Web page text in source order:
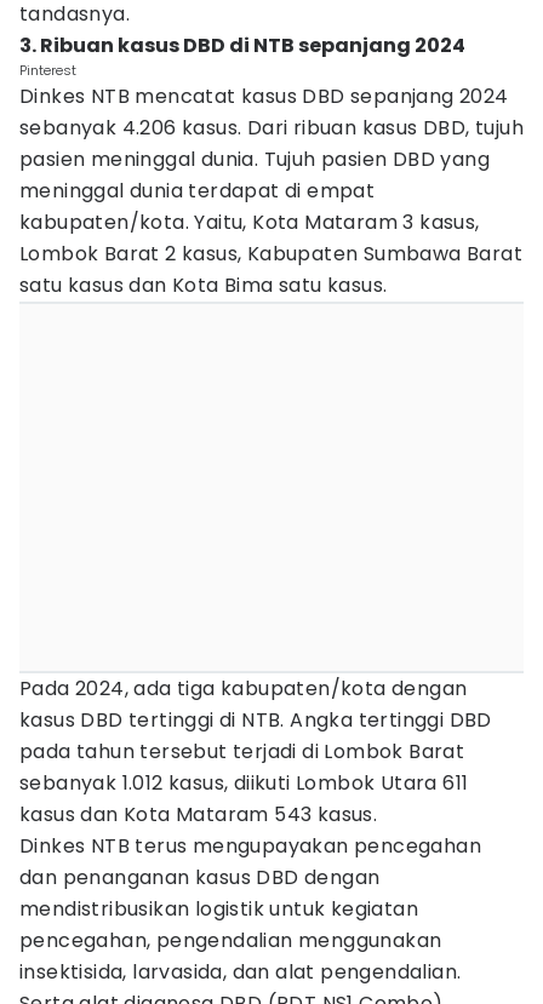
tandasnya.
3. Ribuan kasus DBD di NTB sepanjang 2024
Pinterest
Dinkes NTB mencatat kasus DBD sepanjang 2024
sebanyak 4.206 kasus. Dari ribuan kasus DBD, tujuh
pasien meninggal dunia. Tujuh pasien DBD yang
meninggal dunia terdapat di empat
kabupaten/kota. Yaitu, Kota Mataram 3 kasus,
Lombok Barat 2 kasus, Kabupaten Sumbawa Barat
satu kasus dan Kota Bima satu kasus.
Pada 2024, ada tiga kabupaten/kota dengan
kasus DBD tertinggi di NTB. Angka tertinggi DBD
pada tahun tersebut terjadi di Lombok Barat
sebanyak 1.012 kasus, diikuti Lombok Utara 611
kasus dan Kota Mataram 543 kasus.
Dinkes NTB terus mengupayakan pencegahan
dan penanganan kasus DBD dengan
mendistribusikan logistik untuk kegiatan
pencegahan, pengendalian menggunakan
insektisida, larvasida, dan alat pengendalian.